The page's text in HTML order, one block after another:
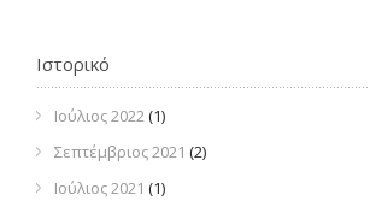
Ιστορικό
Ιούλιος 2022(1)
Σεπτέμβριος 2021 (2)
Ιούλιος 2021 (1)